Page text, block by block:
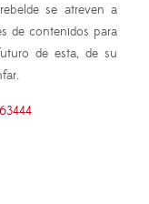
se atreven a
de contenidos para
de esta, de su